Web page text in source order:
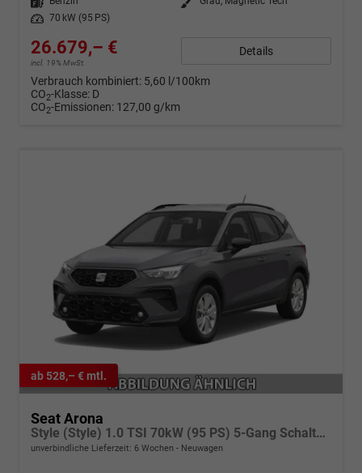
Leistung
70 kW (95 PS)
26.679,– €
incl. 19% MwSt.
Details
Verbrauch kombiniert: 5,60 l/100km
CO2-Klasse: D
CO2-Emissionen: 127,00 g/km
ab 528,– € mtl.
Seat Arona
Style (Style) 1.0 TSI 70kW (95 PS) 5-Gang Schaltgetriebe
unverbindliche Lieferzeit: 6 Wochen Neuwagen